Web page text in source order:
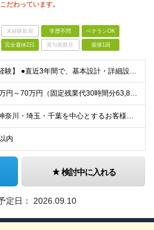
こだわっています。
未経験歓迎 学歴不問 ベテランOK
完全週休2日 賞与複数月 面接1回
【必須経験】 ●直近3年間で、基本設計・詳細設計・開発いずれかの工程を担当した経験 ●以下いずれかの言語を用いた開発経験 ・Java：何らかのDB・フレームワーク・batch経験 ・Python：
月給35万円～70万円（固定残業代30時間分63,869円～を含む）+賞与年1回 ※30時間を超える分は別途支給します ●これまでのご経験・スキル・前職給与をできる限り考慮します ●待機期間も給与を
東京・神奈川・埼玉・千葉を中心とするお客様先での勤務 ★引っ越しを伴う転勤はありません ■プロジェクト先例 品川、新宿、渋谷、秋葉原、大手町、有楽町、新橋、浜松町、幕張、大宮、横浜、川崎など ■
内
検討中に入れる
定日： 2026.09.10